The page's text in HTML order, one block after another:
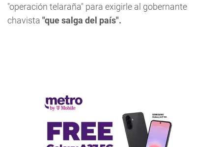
"operación telaraña" para exigirle al gobernante
chavista "que salga del país".